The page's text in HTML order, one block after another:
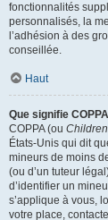
fonctionnalités
personnalisés, la
l’adhésion à des
conseillée.
Haut
Que signifie
COPPA (ou
États-Unis qui dit
mineurs de moins
(ou d’un tuteur
d’identifier un
s’applique à vous,
votre place,